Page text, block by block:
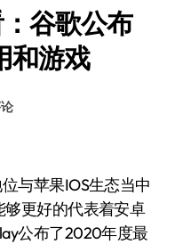
谷歌公布
和游戏
更好的代表着安卓
公布了2020年度最